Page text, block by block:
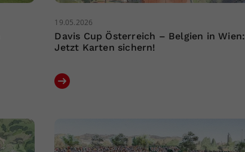
19.05.2026
Davis Cup Österreich – Belgien in Wien:
Jetzt Karten sichern!